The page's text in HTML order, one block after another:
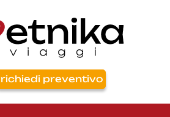
richiedi preventivo